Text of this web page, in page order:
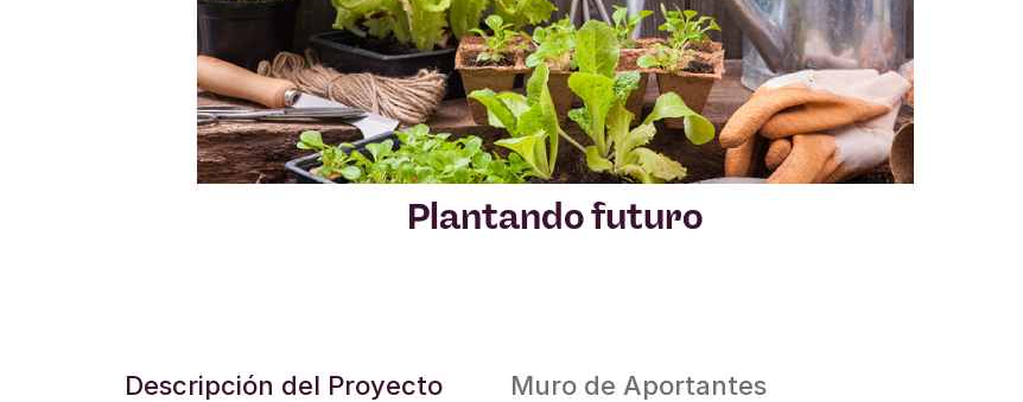
Plantando futuro
Descripción del Proyecto Muro de Aportantes